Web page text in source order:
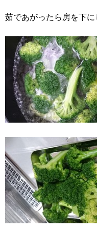
茹であがったら房を下に